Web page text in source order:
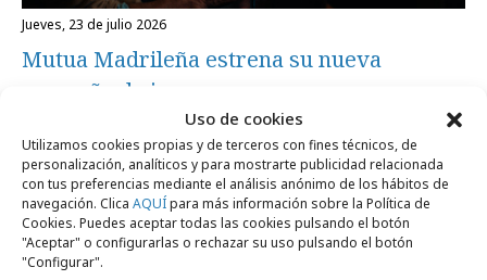
Uso de cookies
Utilizamos cookies propias y de terceros con fines técnicos, de
personalización, analíticos y para mostrarte publicidad relacionada
con tus preferencias mediante el análisis anónimo de los hábitos de
navegación. Clica AQUÍpara más información sobre la Política de
Cookies. Puedes aceptar todas las cookies pulsando el botón
"Aceptar" o configurarlas o rechazar su uso pulsando el botón
"Configurar".
jueves, 23 de julio 2026
Mutua Madrileña estrena su nueva
campaña de imagen
Formación y estudios